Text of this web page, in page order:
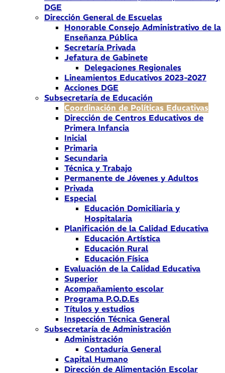
DGE
Dirección General de Escuelas
Honorable Consejo Administrativo de la
Enseñanza Pública
Secretaría Privada
Jefatura de Gabinete
Delegaciones Regionales
Lineamientos Educativos 2023-2027
Acciones DGE
Subsecretaría de Educación
Coordinación de Políticas Educativas
Dirección de Centros Educativos de
Primera Infancia
Inicial
Primaria
Secundaria
Técnica y Trabajo
Permanente de Jóvenes y Adultos
Privada
Especial
Educación Domiciliaria y
Hospitalaria
Planificación de la Calidad Educativa
Educación Artística
Educación Rural
Educación Física
Evaluación de la Calidad Educativa
Superior
Acompañamiento escolar
Programa P.O.D.Es
Títulos y estudios
Inspección Técnica General
Subsecretaría de Administración
Administración
Contaduría General
Capital Humano
Dirección de Alimentación Escolar